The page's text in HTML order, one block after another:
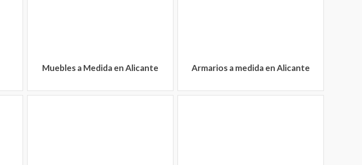
Muebles a Medida en Alicante Armarios a medida en Alicante